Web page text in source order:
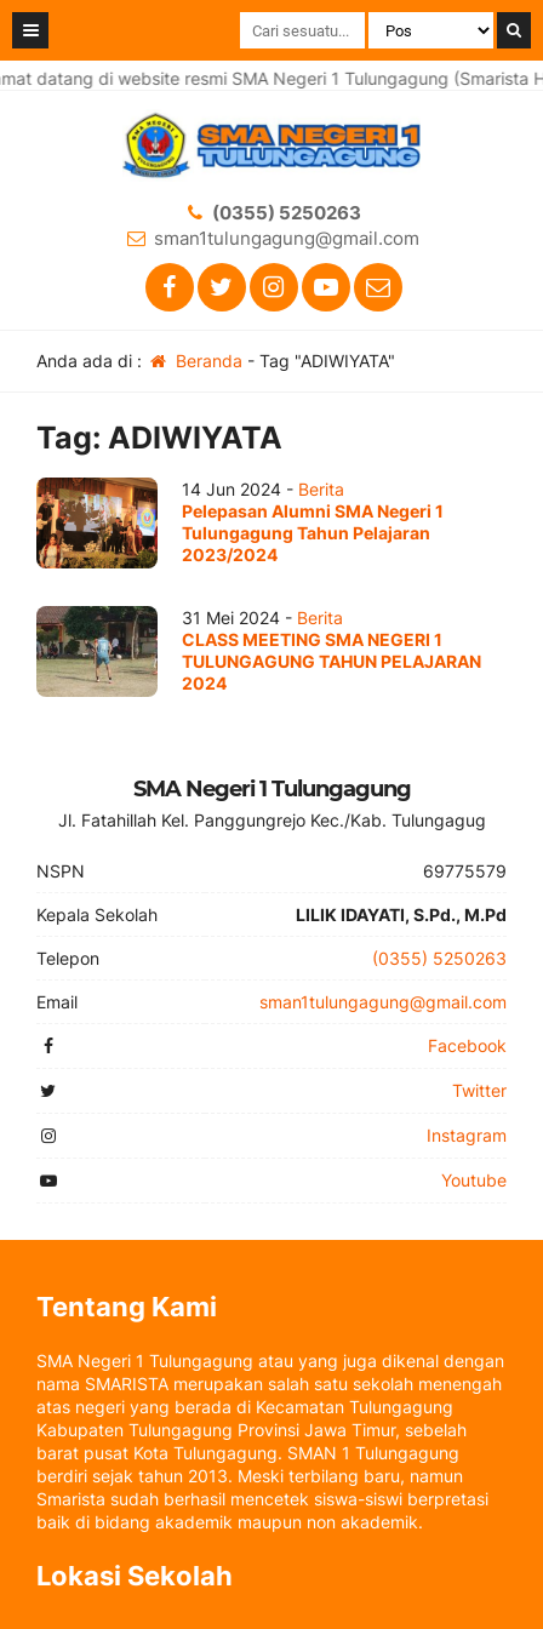
datang di website resmi SMA Negeri 1 Tulungagung (Smarista
(0355) 5250263
sman1tulungagung@gmail.com
Anda ada di : Beranda - Tag "ADIWIYATA"
Tag: ADIWIYATA
14 Jun 2024 - Berita
Pelepasan Alumni SMA Negeri 1
Tulungagung Tahun Pelajaran
2023/2024
31 Mei 2024 - Berita
CLASS MEETING SMA NEGERI 1
TULUNGAGUNG TAHUN PELAJARAN
2024
SMA Negeri 1 Tulungagung
Jl. Fatahillah Kel. Panggungrejo Kec./Kab. Tulungagug
NSPN 69775579
Kepala Sekolah LILIK IDAYATI, S.Pd., M.Pd
Telepon (0355) 5250263
Email sman1tulungagung@gmail.com
Facebook
Twitter
Instagram
Youtube
Tentang Kami
SMA Negeri 1 Tulungagung atau yang juga dikenal dengan
nama SMARISTA merupakan salah satu sekolah menengah
atas negeri yang berada di Kecamatan Tulungagung
Kabupaten Tulungagung Provinsi Jawa Timur, sebelah
barat pusat Kota Tulungagung. SMAN 1 Tulungagung
berdiri sejak tahun 2013. Meski terbilang baru, namun
Smarista sudah berhasil mencetek siswa-siswi berpretasi
baik di bidang akademik maupun non akademik.
Lokasi Sekolah